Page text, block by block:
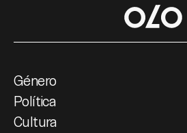
Género
Política
Cultura